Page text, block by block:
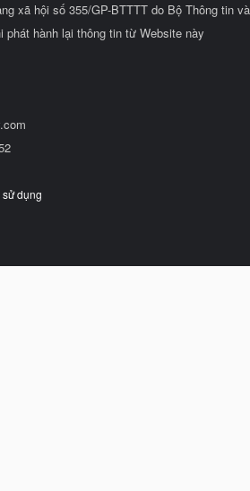
xã hội số 355/GP-BTTTT do Bộ Thông tin
phát hành lại thông tin từ Website này
dụng